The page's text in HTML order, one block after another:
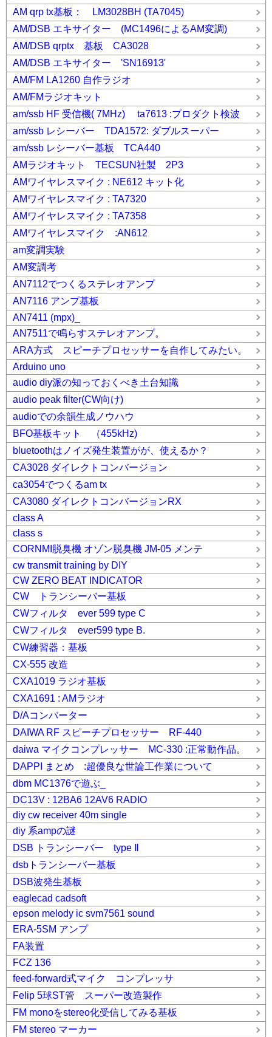
AM qrp tx基板： LM3028BH (TA7045)
AM/DSB エキサイター (MC1496によるAM変調)
AM/DSB qrptx 基板 CA3028
AM/DSB エキサイター 'SN16913'
AM/FM LA1260 自作ラジオ
AM/FMラジオキット
am/ssb HF 受信機( 7MHz) ta7613 :プロダクト検波
am/ssb レシーバー TDA1572: ダブルスーパー
am/ssb レシーバー基板 TCA440
AMラジオキット TECSUN社製 2P3
AMワイヤレスマイク : NE612 キット化
AMワイヤレスマイク : TA7320
AMワイヤレスマイク : TA7358
AMワイヤレスマイク :AN612
am変調実験
AM変調考
AN7112でつくるステレオアンプ
AN7116 アンプ基板
AN7411 (mpx)_
AN7511で鳴らすステレオアンプ。
ARA方式 スピーチプロセッサーを自作してみたい。
Arduino uno
audio diy派の知っておくべき土台知識
audio peak filter(CW向け)
audioでの余韻生成ノウハウ
BFO基板キット （455kHz)
bluetoothはノイズ発生装置がが、使えるか？
CA3028 ダイレクトコンバージョン
ca3054でつくるam tx
CA3080 ダイレクトコンバージョンRX
class A
class s
CORNMI脱臭機 オゾン脱臭機 JM-05 メンテ
cw transmit training by DIY
CW ZERO BEAT INDICATOR
CW トランシーバー基板
CWフィルタ ever 599 type C
CWフィルタ ever599 type B.
CW練習器：基板
CX-555 改造
CXA1019 ラジオ基板
CXA1691 : AMラジオ
D/Aコンバーター
DAIWA RF スピーチプロセッサー RF-440
daiwa マイクコンプレッサー MC-330 :正常動作品。
DAPPI まとめ :超優良な世論工作業について
dbm MC1376で遊ぶ_
DC13V : 12BA6 12AV6 RADIO
diy cw receiver 40m single
diy 系ampの謎
DSB トランシーバー type Ⅱ
dsbトランシーバー基板
DSB波発生基板
eaglecad cadsoft
epson melody ic svm7561 sound
ERA-5SM アンプ
FA装置
FCZ 136
feed-forward式マイク コンプレッサ
Felip 5球ST管 スーパー改造製作
FM monoをstereo化受信してみる基板
FM stereo マーカー